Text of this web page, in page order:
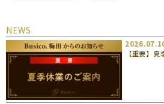
NEWS
【重要】